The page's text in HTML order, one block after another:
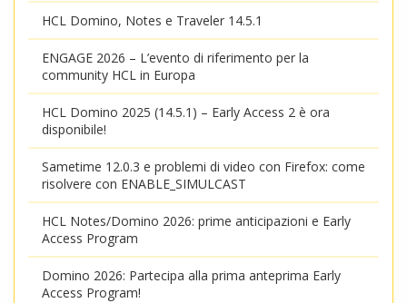
HCL Domino, Notes e Traveler 14.5.1
ENGAGE 2026 – L’evento di riferimento per la
community HCL in Europa
HCL Domino 2025 (14.5.1) – Early Access 2 è ora
disponibile!
Sametime 12.0.3 e problemi di video con Firefox: come
risolvere con ENABLE_SIMULCAST
HCL Notes/Domino 2026: prime anticipazioni e Early
Access Program
Domino 2026: Partecipa alla prima anteprima Early
Access Program!